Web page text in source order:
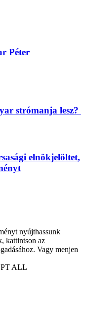
Péter
strómanja lesz?
elnökjelöltet,
nyújthassunk
kattintson az
Vagy menjen
ALL